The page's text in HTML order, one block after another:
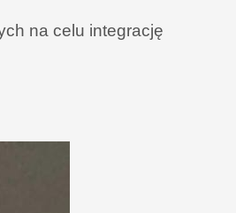
na celu integrację